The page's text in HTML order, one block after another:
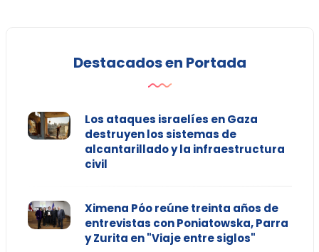
Destacados en Portada
Los ataques israelíes en Gaza
destruyen los sistemas de
alcantarillado y la infraestructura
civil
Ximena Póo reúne treinta años de
entrevistas con Poniatowska, Parra
y Zurita en "Viaje entre siglos"